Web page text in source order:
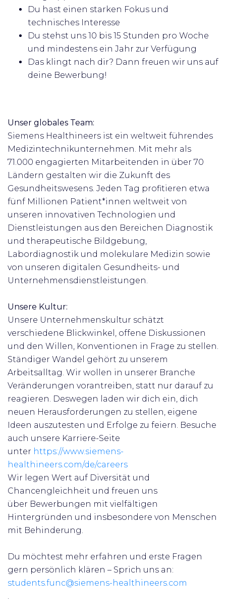
Du hast einen starken Fokus und
technisches Interesse
Du stehst uns 10 bis 15 Stunden pro Woche
und mindestens ein Jahr zur Verfügung
Das klingt nach dir? Dann freuen wir uns auf
deine Bewerbung!
Unser globales Team:
Siemens Healthineers ist ein weltweit führendes
Medizintechnikunternehmen. Mit mehr als
71.000 engagierten Mitarbeitenden in über 70
Ländern gestalten wir die Zukunft des
Gesundheitswesens. Jeden Tag profitieren etwa
fünf Millionen Patient*innen weltweit von
unseren innovativen Technologien und
Dienstleistungen aus den Bereichen Diagnostik
und therapeutische Bildgebung,
Labordiagnostik und molekulare Medizin sowie
von unseren digitalen Gesundheits- und
Unternehmensdienstleistungen.
Unsere Kultur:
Unsere Unternehmenskultur schätzt
verschiedene Blickwinkel, offene Diskussionen
und den Willen, Konventionen in Frage zu stellen.
Ständiger Wandel gehört zu unserem
Arbeitsalltag. Wir wollen in unserer Branche
Veränderungen vorantreiben, statt nur darauf zu
reagieren. Deswegen laden wir dich ein, dich
neuen Herausforderungen zu stellen, eigene
Ideen auszutesten und Erfolge zu feiern. Besuche
auch unsere Karriere-Seite
unter https://www.siemens-
healthineers.com/de/careers
Wir legen Wert auf Diversität und
Chancengleichheit und freuen uns
über Bewerbungen mit vielfältigen
Hintergründen und insbesondere von Menschen
mit Behinderung.
Du möchtest mehr erfahren und erste Fragen
gern persönlich klären – Sprich uns an:
students.func@siemens-healthineers.com
.